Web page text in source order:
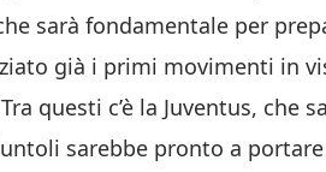
sarà fondamentale per
già i primi movimenti in
questi c’è la Juventus,
sarebbe pronto a